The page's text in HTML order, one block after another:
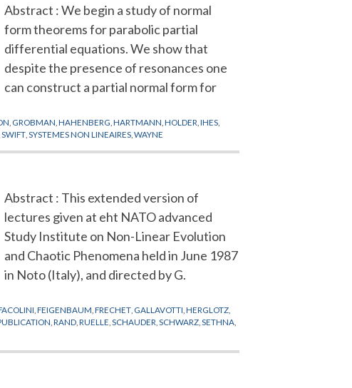
Abstract : We begin a study of normal
form theorems for parabolic partial
differential equations. We show that
despite the presence of resonances one
can construct a partial normal form for
GROBMAN ,HAHENBERG ,HARTMANN ,HOLDER ,IHES
,SWIFT ,SYSTEMES NON LINEAIRES ,WAYNE
Abstract : This extended version of
lectures given at eht NATO advanced
Study Institute on Non-Linear Evolution
and Chaotic Phenomena held in June 1987
in Noto (Italy), and directed by G.
,FEIGENBAUM ,FRECHET GALLAVOTTI ,HERGLOTZ
,RAND ,RUELLE ,SCHAUDER ,SCHWARZ ,SETHNA